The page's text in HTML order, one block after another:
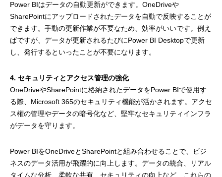
Power BIはデータの自動更新ができます。OneDriveや
SharePointにアップロードされたデータを自動で反映することが
できます。手動の更新作業が不要なため、効率がいいです。例え
ばですが、データが更新されるたびにPower BI Desktopで更新
し、発行するといったことが不要になります。
4. セキュリティとアクセス管理の強化
OneDriveやSharePointに格納されたデータをPower BIで使用す
る際、Microsoft 365のセキュリティ機能が活かされます。アクセ
ス権の管理やデータの暗号化など、堅牢なセキュリティインフラ
がデータを守ります。
Power BIをOneDriveとSharePointと組み合わせることで、ビジ
ネスのデータ活用が飛躍的に向上します。データの統合、リアル
タイムな分析、柔軟な共有、セキュリティの向上など、これらの